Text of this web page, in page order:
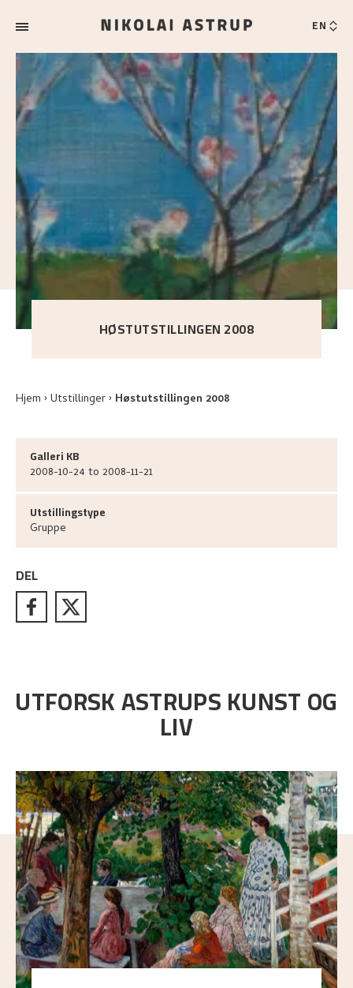
EN
HØSTUTSTILLINGEN 2008
Hjem Utstillinger Høstutstillingen 2008
Galleri KB
2008-10-24 to 2008-11-21
Utstillingstype
Gruppe
DEL
UTFORSK ASTRUPS KUNST OG
LIV